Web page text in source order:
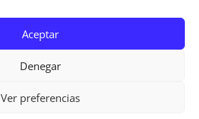
Aceptar
Denegar
Ver preferencias